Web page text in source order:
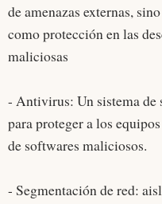
de amenazas externas,
como protección en las
maliciosas
- Antivirus: Un sistema de
para proteger a los
de softwares maliciosos.
- Segmentación de red: